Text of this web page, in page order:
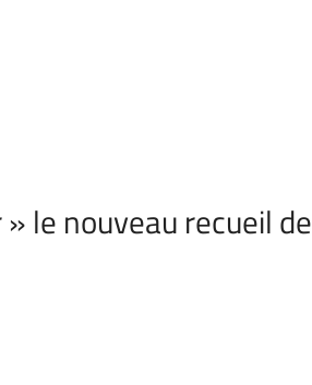
le nouveau recueil